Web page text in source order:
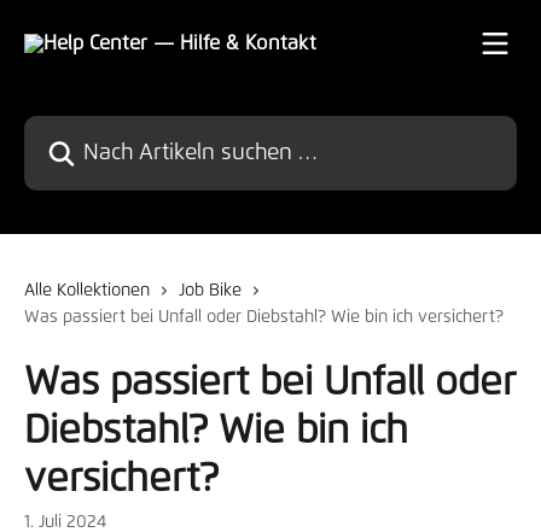
Nach Artikeln suchen …
Alle Kollektionen
Job Bike
Was passiert bei Unfall oder Diebstahl? Wie bin ich versichert?
Was passiert bei Unfall oder
Diebstahl? Wie bin ich
versichert?
1. Juli 2024